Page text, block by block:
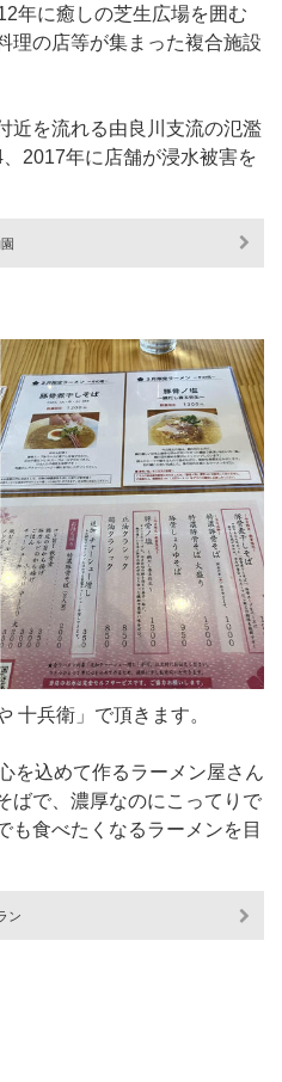
年に癒しの芝生広場を囲む
理の店等が集まった複合施設
近を流れる由良川支流の氾濫
2017年に店舗が浸水被害を
十兵衛」で頂きます。
を込めて作るラーメン屋さん
ばで、濃厚なのにこってりで
も食べたくなるラーメンを目
ン